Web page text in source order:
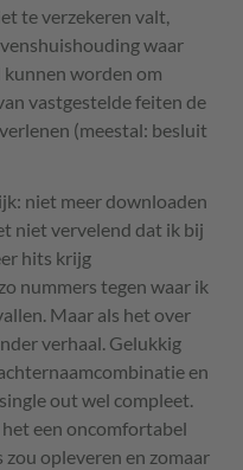
te verzekeren valt,
waar
kunnen worden om
vastgestelde feiten de
(meestal: besluit
niet meer downloaden
niet vervelend dat ik bij
hits krijg
nummers tegen waar ik
Maar als het over
verhaal. Gelukkig
en
out wel compleet.
een oncomfortabel
opleveren en zomaar